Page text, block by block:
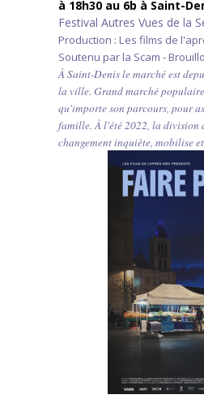
à 18h30 au 6b à Saint-
Festival Autres Vues de la
Production : Les films de
Soutenu par la Scam -
À Saint-Denis le marché est
la ville. Grand marché
qu'importe son parcours, pour
famille. À l'été 2022, la division
changement inquiète, mobilise